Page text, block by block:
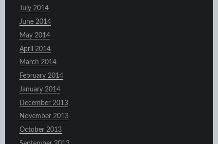
July 2014
June 2014
May 2014
April 2014
March 2014
February 2014
January 2014
December 2013
November 2013
October 2013